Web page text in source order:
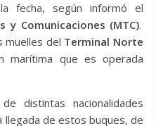
fecha, según informó el
y Comunicaciones (MTC).
muelles del Terminal Norte
marítima que es operada
distintas nacionalidades
llegada de estos buques, de